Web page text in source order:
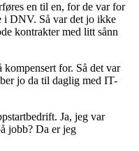
en til en, for de var for
i DNV. Så var det jo ikke
kontrakter med litt sånn
kompensert for. Så det var
jo da til daglig med IT-
Ja, jeg var
jobb? Da er jeg